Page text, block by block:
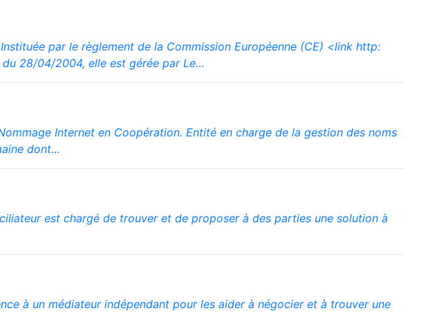
par le règlement de la Commission Européenne (CE) <link http:
28/04/2004, elle est gérée par Le…
Internet en Coopération. Entité en charge de la gestion des noms
dont…
est chargé de trouver et de proposer à des parties une solution à
à un médiateur indépendant pour les aider à négocier et à trouver une